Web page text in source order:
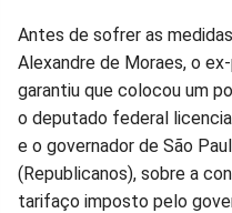
Compartilhar
no
Facebook
no
Whatsapp
no
Antes de sofrer as
Alexandre de Moraes, o
garantiu que colocou um
o deputado federal
e o governador de São
(Republicanos), sobre a
tarifaço imposto pelo